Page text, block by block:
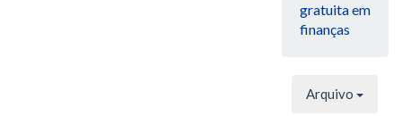
gratuita em
finanças
Arquivo